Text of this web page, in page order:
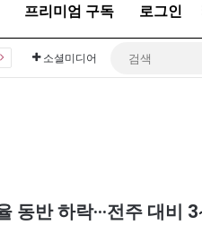
프리미엄 구독 로그인
소셜미디어
반 하락···전주 대비